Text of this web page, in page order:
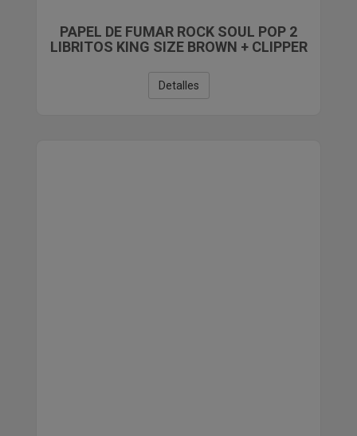
PAPEL DE FUMAR ROCK SOUL POP 2
LIBRITOS KING SIZE BROWN + CLIPPER
Detalles